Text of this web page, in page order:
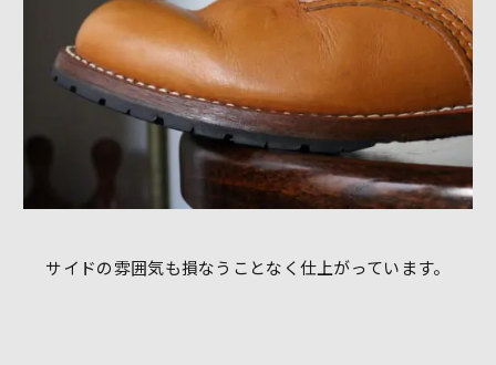
サイドの雰囲気も損なうことなく仕上がっています。